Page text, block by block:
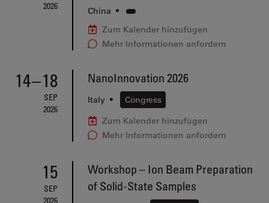
2026
China •
Zum Kalender hinzufügen
Mehr Informationen anfordern
14–18
SEP
2026
NanoInnovation 2026
Italy •
Congress
Zum Kalender hinzufügen
Mehr Informationen anfordern
15
SEP
2026
Workshop – Ion Beam Preparation
of Solid-State Samples